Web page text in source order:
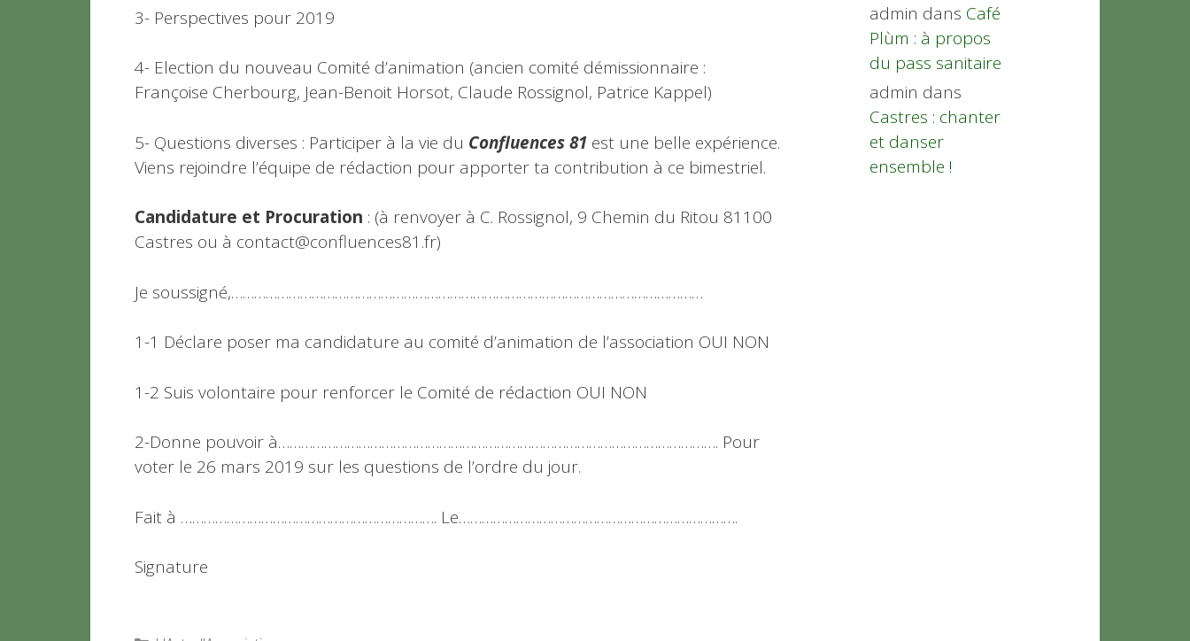
3- Perspectives pour 2019
4- Election du nouveau Comité d’animation (ancien comité démissionnaire :
Françoise Cherbourg, Jean-Benoit Horsot, Claude Rossignol, Patrice Kappel)
5- Questions diverses : Participer à la vie du Confluences 81 est une belle expérience.
Viens rejoindre l’équipe de rédaction pour apporter ta contribution à ce bimestriel.
Candidature et Procuration : (à renvoyer à C. Rossignol, 9 Chemin du Ritou 81100
Castres ou à contact@confluences81.fr)
Je soussigné,……………………………………………………………………………………………………………
1-1 Déclare poser ma candidature au comité d’animation de l’association OUI NON
1-2 Suis volontaire pour renforcer le Comité de rédaction OUI NON
2-Donne pouvoir à……………………………………………………………………………………………………. Pour
voter le 26 mars 2019 sur les questions de l’ordre du jour.
Fait à …………………………………………………………. Le……………………………………………………………….
Signature
admin dans Café
Plùm : à propos
du pass sanitaire
admin dans
Castres : chanter
et danser
ensemble !